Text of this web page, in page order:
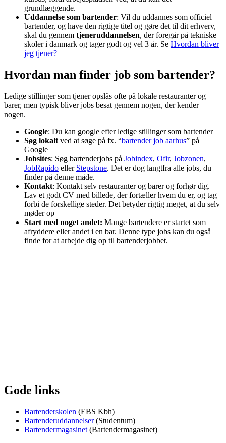
grundlæggende.
Uddannelse som bartender: Vil du uddannes som officiel
bartender, og have den rigtige titel og gøre det til dit erhverv,
skal du gennem tjeneruddannelsen, der foregår på tekniske
skoler i danmark og tager godt og vel 3 år. Se Hvordan bliver
jeg tjener?
Hvordan man finder job som bartender?
Ledige stillinger som tjener opslås ofte på lokale restauranter og
barer, men typisk bliver jobs besat gennem nogen, der kender
nogen.
Google: Du kan google efter ledige stillinger som bartender
Søg lokalt ved at søge på fx. “bartender job aarhus” på
Google
Jobsites: Søg bartenderjobs på Jobindex, Ofir, Jobzonen,
JobRapido eller Stepstone. Det er dog langtfra alle jobs, du
finder på denne måde.
Kontakt: Kontakt selv restauranter og barer og forhør dig.
Lav et godt CV med billede, der fortæller hvem du er, og tag
forbi de forskellige steder. Det betyder rigtig meget, at du selv
møder op
Start med noget andet: Mange bartendere er startet som
afryddere eller andet i en bar. Denne type jobs kan du også
finde for at arbejde dig op til bartenderjobbet.
Gode links
Bartenderskolen (EBS Kbh)
Bartenderuddannelser(Studentum)
Bartendermagasinet (Bartendermagasinet)